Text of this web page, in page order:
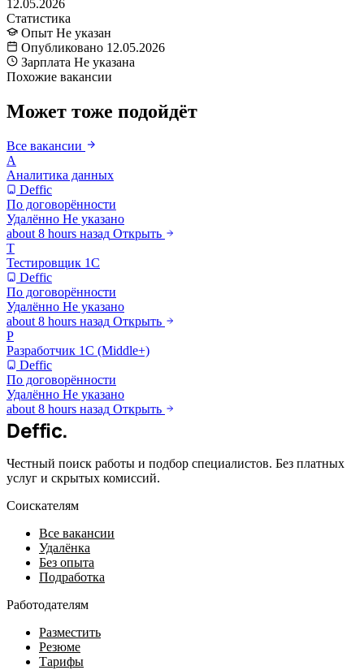
12.05.2026
Статистика
Опыт Не указан
Опубликовано 12.05.2026
Зарплата Не указана
Похожие вакансии
Может тоже подойдёт
Все вакансии
А
Аналитика данных
Deffic
По договорённости
Удалённо Не указано
about 8 hours назад Открыть
Т
Тестировщик 1С
Deffic
По договорённости
Удалённо Не указано
about 8 hours назад Открыть
Р
Разработчик 1С (Middle+)
Deffic
По договорённости
Удалённо Не указано
about 8 hours назад Открыть
Deffic.
Честный поиск работы и подбор специалистов. Без платных
услуг и скрытых комиссий.
Соискателям
Все вакансии
Удалёнка
Без опыта
Подработка
Работодателям
Разместить
Резюме
Тарифы